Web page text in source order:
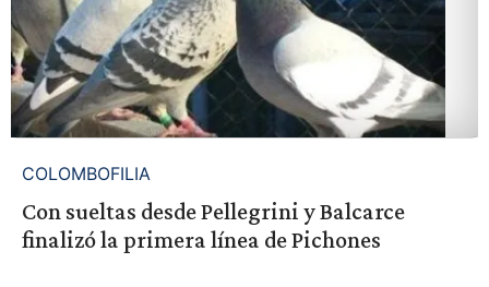
COLOMBOFILIA
Con sueltas desde Pellegrini y Balcarce
finalizó la primera línea de Pichones